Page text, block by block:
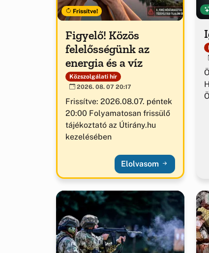
Frissítve!
Figyelő! Közös
felelősségünk az
energia és a víz
Közszolgálati hír
2026. 08. 07 20:17
Frissítve: 2026.08.07. péntek
20:00 Folyamatosan frissülő
tájékoztató az Útirány.hu
kezelésében
Elolvasom